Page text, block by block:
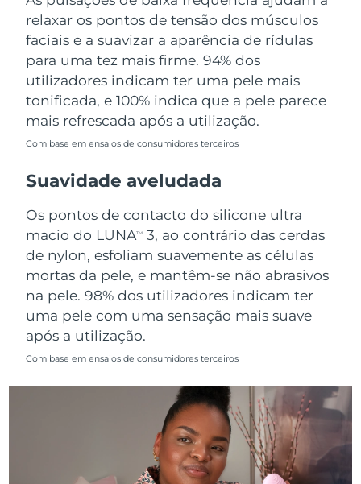
relaxar os pontos de tensão dos músculos
faciais e a suavizar a aparência de rídulas
para uma tez mais firme. 94% dos
utilizadores indicam ter uma pele mais
tonificada, e 100% indica que a pele parece
mais refrescada após a utilização.
Com base em ensaios de consumidores terceiros
Suavidade aveludada
Os pontos de contacto do silicone ultra
macio do LUNATM
3, ao contrário das cerdas
de nylon, esfoliam suavemente as células
mortas da pele, e mantêm-se não abrasivos
na pele. 98% dos utilizadores indicam ter
uma pele com uma sensação mais suave
após a utilização.
Com base em ensaios de consumidores terceiros
Emirados Árabes
Unidos
Entrega prevista8/12/26
Reino Unido Entrega prevista
Estados Unidos Entrega prevista8/12/26
Uzbequistão Entrega prevista
Vietnã Entrega prevista